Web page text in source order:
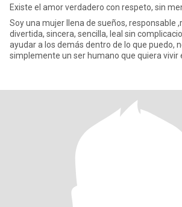
Existe el amor verdadero con respeto, sin
Soy una mujer llena de sueños, responsable
divertida, sincera, sencilla, leal sin
ayudar a los demás dentro de lo que puedo,
simplemente un ser humano que quiera vivir